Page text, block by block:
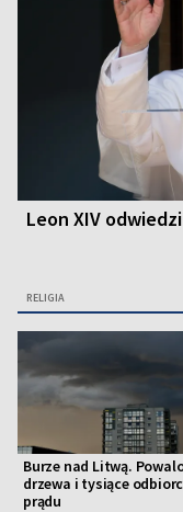
Leon XIV
RELIGIA
Burze nad Litwą.
drzewa i tysiące
prądu